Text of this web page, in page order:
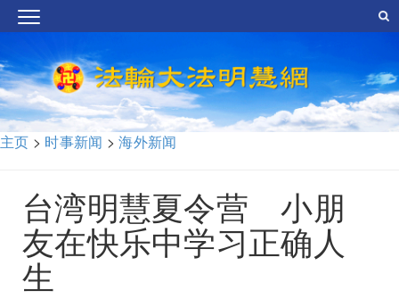
主页 > 时事新闻 >海外新闻
台湾明慧夏令营 小朋
友在快乐中学习正确人
生